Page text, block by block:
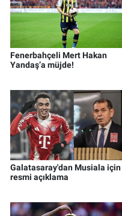
Fenerbahçeli Mert Hakan
Yandaş’a müjde!
Galatasaray'dan Musiala için
resmi açıklama